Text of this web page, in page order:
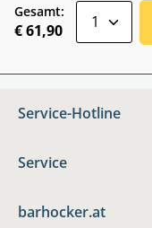
Gesamt:
€ 61,90
Service-Hotline
Service
barhocker.at